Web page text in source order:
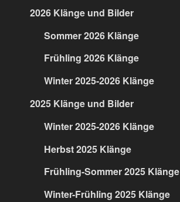
2026 Klänge und Bilder
Sommer 2026 Klänge
Frühling 2026 Klänge
Winter 2025-2026 Klänge
2025 Klänge und Bilder
Winter 2025-2026 Klänge
Herbst 2025 Klänge
Frühling-Sommer 2025 Klänge
Winter-Frühling 2025 Klänge